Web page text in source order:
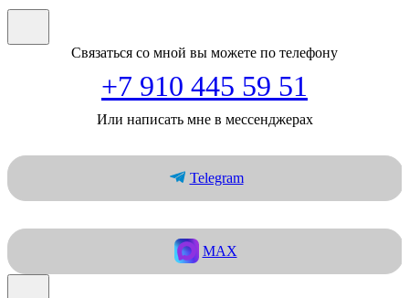
Связаться со мной вы можете по телефону
+7 910 445 59 51
Или написать мне в мессенджерах
Telegram
MAX